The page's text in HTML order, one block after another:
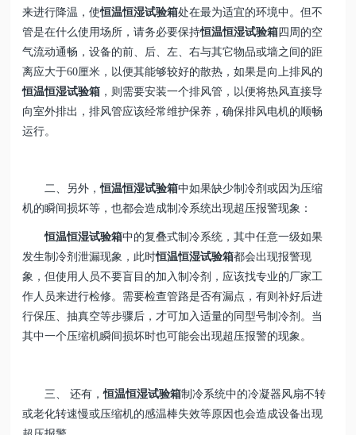
来进行降温，使恒温恒湿试验箱处在最为适宜的环境中。但不
管是在什么使用场所，请务必要保持恒温恒湿试验箱四周的空
气流动通畅，设备的前、后、左、右与其它物品或墙之间的距
离应大于60厘米，以便其能够较好的散热，如果是向上排风的
恒温恒湿试验箱 ，则需要安装一个排风管，以便将热风直接导
向室外排出，排风管应该经常维护保养，确保排风电机的顺畅
运行。
二、另外，恒温恒湿试验箱中如果缺少制冷剂或因为压缩
机的瞬间损坏等，也都会造成制冷系统出现超压报警现象：
恒温恒湿试验箱中的复叠式制冷系统，其中任意一级如果
发生制冷剂泄漏现象，此时恒温恒湿试验箱都会出现报警现
象，但使用人员不要盲目的加入制冷剂，应该找专业的厂家工
作人员来进行检修。需要检查管路是否有漏点，有则补好后进
行保压、抽真空等步骤后，才可加入适量的同型号制冷剂。当
其中一个压缩机瞬间损坏时也可能会出现超压报警的现象。
三、 还有，恒温恒湿试验箱制冷系统中的冷凝器风扇不转
或老化转速慢或压缩机的感温棒失效等原因也会造成设备出现